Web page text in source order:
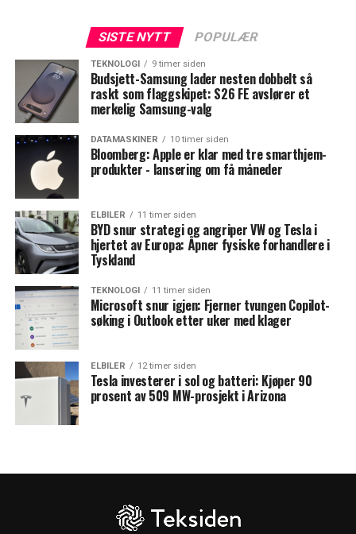
SISTE NYTT POPULÆR
TEKNOLOGI 9 timer siden
Budsjett-Samsung lader nesten dobbelt så
raskt som flaggskipet: S26 FE avslører et
merkelig Samsung-valg
DATAMASKINER 10 timer siden
Bloomberg: Apple er klar med tre smarthjem-
produkter - lansering om få måneder
ELBILER 11 timer siden
BYD snur strategi og angriper VW og Tesla i
hjertet av Europa: Åpner fysiske forhandlere i
Tyskland
TEKNOLOGI 11 timer siden
Microsoft snur igjen: Fjerner tvungen Copilot-
søking i Outlook etter uker med klager
ELBILER 12 timer siden
Tesla investerer i sol og batteri: Kjøper 90
prosent av 509 MW-prosjekt i Arizona